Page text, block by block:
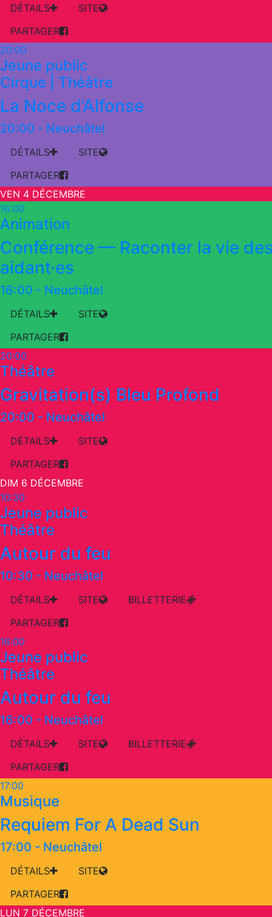
DÉTAILS
SITE
PARTAGER
20:00
Jeune public
Cirque | Théâtre
La Noce d’Alfonse
20:00 - Neuchâtel
DÉTAILS
SITE
PARTAGER
VEN 4 DÉCEMBRE
16:00
Animation
Conférence — Raconter la vie
aidant·es
16:00 - Neuchâtel
DÉTAILS
SITE
PARTAGER
20:00
Théâtre
Gravitation(s) Bleu Profond
20:00 - Neuchâtel
DÉTAILS
SITE
PARTAGER
DIM 6 DÉCEMBRE
10:30
Jeune public
Théâtre
Autour du feu
10:30 - Neuchâtel
DÉTAILS SITE
BILLETTERIE
PARTAGER
16:00
Jeune public
Théâtre
Autour du feu
16:00 - Neuchâtel
DÉTAILS SITE
BILLETTERIE
PARTAGER
17:00
Musique
Requiem For A Dead Sun
17:00 - Neuchâtel
DÉTAILS
SITE
PARTAGER
LUN 7 DÉCEMBRE